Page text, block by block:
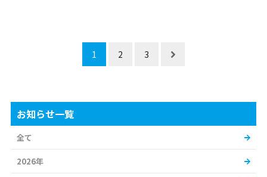
1 2 3
お知らせ一覧
全て
2026年